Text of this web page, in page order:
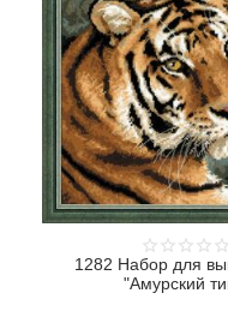
1282 Набор для
"Амурский